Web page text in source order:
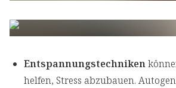
Entspannungstechniken
helfen, Stress abzubauen.